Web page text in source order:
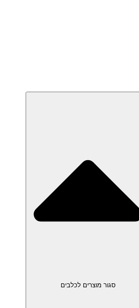
סגור מוצרים לכלבים